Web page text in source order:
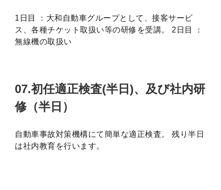
1日目 ：大和自動車グループとして、接客サービ
ス、各種チケット取扱い等の研修を受講。 2日目 ：
無線機の取扱い
07.初任適正検査(半日)、及び社内研
修（半日）
自動車事故対策機構にて簡単な適正検査。 残り半日
は社内教育を行います。